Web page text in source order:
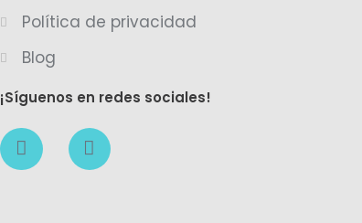
Política de privacidad
Blog
¡Síguenos en redes sociales!